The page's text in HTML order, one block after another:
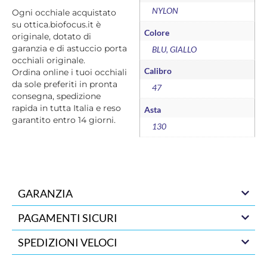
Ogni occhiale acquistato
su ottica.biofocus.it è
originale, dotato di
garanzia e di astuccio porta
occhiali originale.
Ordina online i tuoi occhiali
da sole preferiti in pronta
consegna, spedizione
rapida in tutta Italia e reso
garantito entro 14 giorni.
NYLON
Colore
BLU, GIALLO
Calibro
47
Asta
130
GARANZIA
PAGAMENTI SICURI
SPEDIZIONI VELOCI